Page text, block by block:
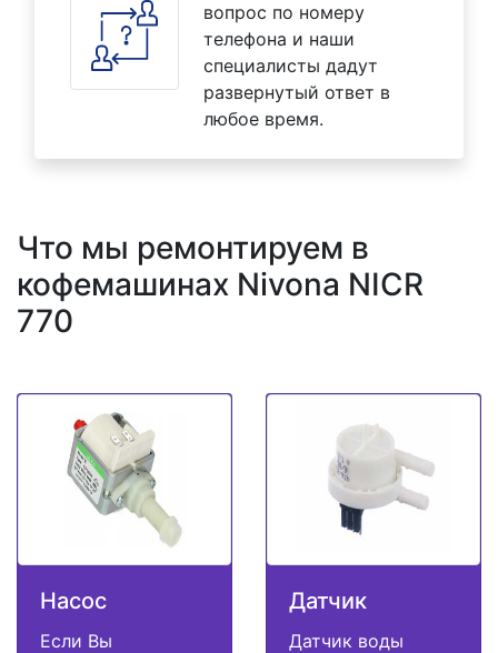
вопрос по номеру
телефона и наши
специалисты дадут
развернутый ответ в
любое время.
Что мы ремонтируем в
кофемашинах Nivona NICR
770
Насос
Если Вы
Датчик
Датчик воды